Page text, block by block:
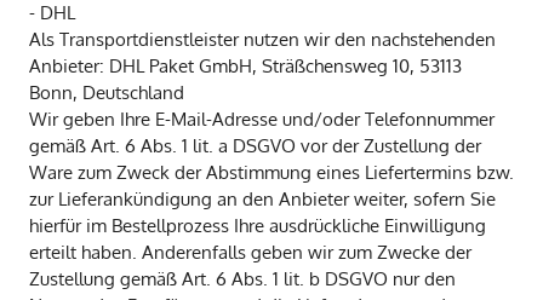
- DHL
Als Transportdienstleister nutzen wir den nachstehenden
Anbieter: DHL Paket GmbH, Sträßchensweg 10, 53113
Bonn, Deutschland
Wir geben Ihre E-Mail-Adresse und/oder Telefonnummer
gemäß Art. 6 Abs. 1 lit. a DSGVO vor der Zustellung der
Ware zum Zweck der Abstimmung eines Liefertermins bzw.
zur Lieferankündigung an den Anbieter weiter, sofern Sie
hierfür im Bestellprozess Ihre ausdrückliche Einwilligung
erteilt haben. Anderenfalls geben wir zum Zwecke der
Zustellung gemäß Art. 6 Abs. 1 lit. b DSGVO nur den